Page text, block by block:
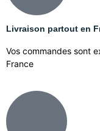
Livraison partout en
Vos commandes sont
France